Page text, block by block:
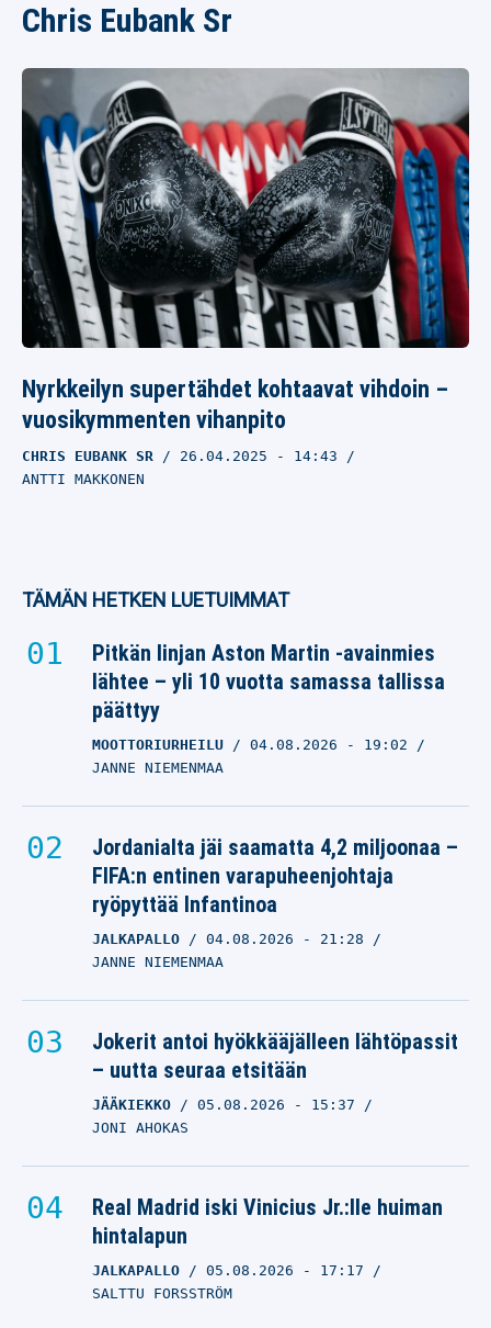
Chris Eubank Sr
Nyrkkeilyn supertähdet kohtaavat vihdoin –
vuosikymmenten vihanpito
CHRIS EUBANK SR 26.04.2025 - 14:43
ANTTI MAKKONEN
TÄMÄN HETKEN LUETUIMMAT
Pitkän linjan Aston Martin -avainmies
lähtee – yli 10 vuotta samassa tallissa
päättyy
MOOTTORIURHEILU 04.08.2026 - 19:02
JANNE NIEMENMAA
Jordanialta jäi saamatta 4,2 miljoonaa –
FIFA:n entinen varapuheenjohtaja
ryöpyttää Infantinoa
JALKAPALLO 04.08.2026 - 21:28
JANNE NIEMENMAA
Jokerit antoi hyökkääjälleen lähtöpassit
– uutta seuraa etsitään
JÄÄKIEKKO 05.08.2026 - 15:37
JONI AHOKAS
Real Madrid iski Vinicius Jr.:lle huiman
hintalapun
JALKAPALLO 05.08.2026 - 17:17
SALTTU FORSSTRÖM